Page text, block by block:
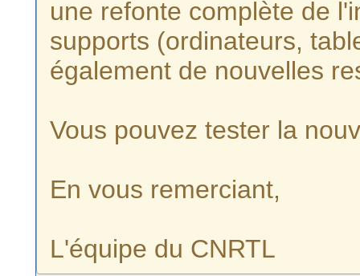
une refonte complète de
supports (ordinateurs,
également de nouvelles
Vous pouvez tester la
En vous remerciant,
L'équipe du CNRTL